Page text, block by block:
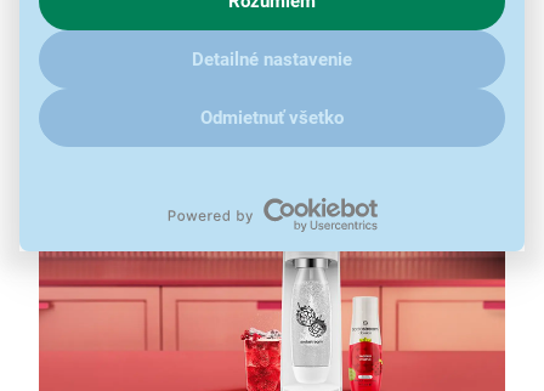
V prípade že vás zaujímajú detaily, ako u nás s cookies a
ďalšími údaji pracujeme, kliknitesem.
Detailné nastavenie
Odmietnuť všetko
nastaviteľná intenzita sýtenia
systém QuickConnect